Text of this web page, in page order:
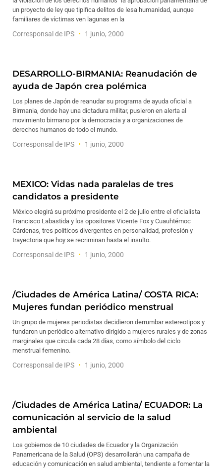
un proyecto de ley que tipifica delitos de lesa humanidad, aunque
familiares de víctimas ven lagunas en la
Corresponsal de IPS 1 junio, 2000
DESARROLLO-BIRMANIA: Reanudación de
ayuda de Japón crea polémica
Los planes de Japón de reanudar su programa de ayuda oficial a
Birmania, donde hay una dictadura militar, pusieron en alerta al
movimiento birmano por la democracia y a organizaciones de
derechos humanos de todo el mundo.
Corresponsal de IPS 1 junio, 2000
MEXICO: Vidas nada paralelas de tres
candidatos a presidente
México elegirá su próximo presidente el 2 de julio entre el oficialista
Francisco Labastida y los opositores Vicente Fox y Cuauhtémoc
Cárdenas, tres políticos divergentes en personalidad, profesión y
trayectoria que hoy se recriminan hasta el insulto.
Corresponsal de IPS 1 junio, 2000
/Ciudades de América Latina/ COSTA RICA:
Mujeres fundan periódico menstrual
Un grupo de mujeres periodistas decidieron derrumbar estereotipos y
fundaron un periódico alternativo dirigido a mujeres rurales y de zonas
marginales que circula cada 28 días, como símbolo del ciclo
menstrual femenino.
Corresponsal de IPS 1 junio, 2000
/Ciudades de América Latina/ ECUADOR: La
comunicación al servicio de la salud
ambiental
Los gobiernos de 10 ciudades de Ecuador y la Organización
Panamericana de la Salud (OPS) desarrollarán una campaña de
educación y comunicación en salud ambiental, tendiente a fomentar la